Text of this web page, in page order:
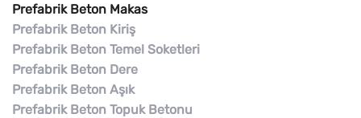
Prefabrik Beton Makas
Prefabrik Beton Kiriş
Prefabrik Beton Temel Soketleri
Prefabrik Beton Dere
Prefabrik Beton Aşık
Prefabrik Beton Topuk Betonu